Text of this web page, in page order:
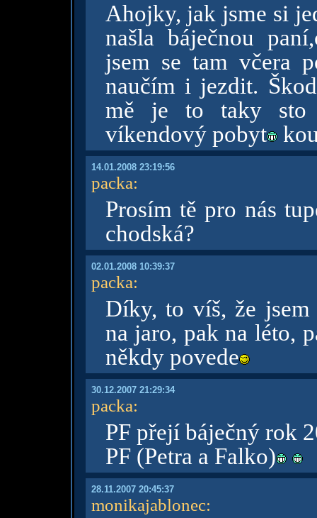
Ahojky, jak jsme si
našla báječnou
jsem se tam včera
naučím i jezdit.
mě je to taky sto
víkendový pobyt
14.01.2008 23:19:56
packa:
Prosím tě pro nás
chodská?
02.01.2008 10:39:37
packa:
Díky, to víš, že jsem
na jaro, pak na léto,
někdy povede
30.12.2007 21:29:34
packa:
PF přejí báječný rok
PF (Petra a Falko)
28.11.2007 20:45:37
monikajablonec: